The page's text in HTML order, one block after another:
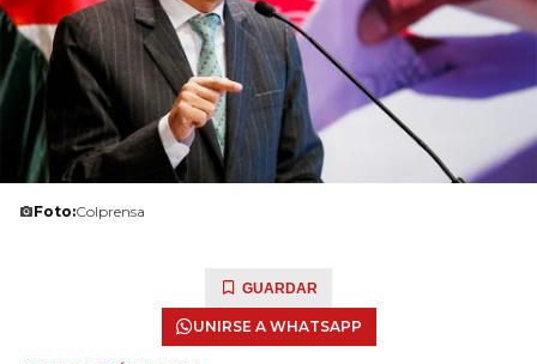
Foto:Colprensa
GUARDAR
UNIRSE A WHATSAPP